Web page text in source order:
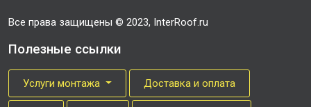
Все права защищены © 2023, InterRoof.ru
Полезные ссылки
Услуги монтажа Доставка и оплата